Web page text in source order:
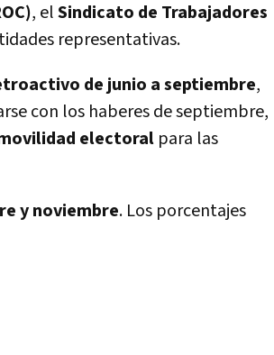
, elSindicato de Trabajadores
representativas.
de junio a septiembre,
con los haberes de septiembre,
electoral para las
y noviembre. Los porcentajes